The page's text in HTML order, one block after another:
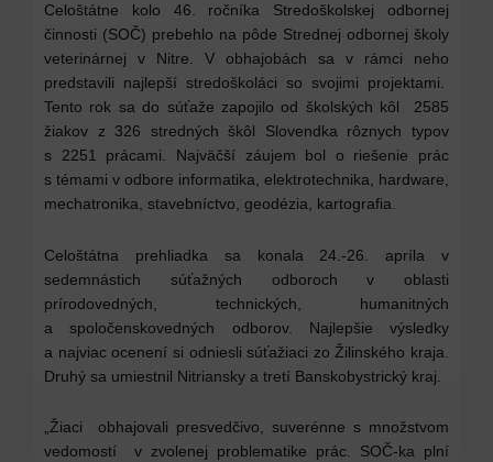
Celoštátne kolo 46. ročníka Stredoškolskej odbornej
činnosti (SOČ) prebehlo na pôde Strednej odbornej školy
veterinárnej v Nitre. V obhajobách sa v rámci neho
predstavili najlepší stredoškoláci so svojimi projektami.
Tento rok sa do súťaže zapojilo od školských kôl 2585
žiakov z 326 stredných škôl Slovendka rôznych typov
s 2251 prácami. Najväčší záujem bol o riešenie prác
s témami v odbore informatika, elektrotechnika, hardware,
mechatronika, stavebníctvo, geodézia, kartografia.
Celoštátna prehliadka sa konala 24.-26. apríla v
sedemnástich súťažných odboroch v oblasti
prírodovedných, technických, humanitných
a spoločenskovedných odborov. Najlepšie výsledky
a najviac ocenení si odniesli súťažiaci zo Žilinského kraja.
Druhý sa umiestnil Nitriansky a tretí Banskobystrický kraj.
„Žiaci obhajovali presvedčivo, suverénne s množstvom
vedomostí v zvolenej problematike prác. SOČ-ka plní